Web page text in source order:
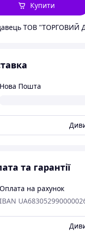
Купити
ТОВ "ТОРГОВИЙ
Пошта
та гарантії
на рахунок